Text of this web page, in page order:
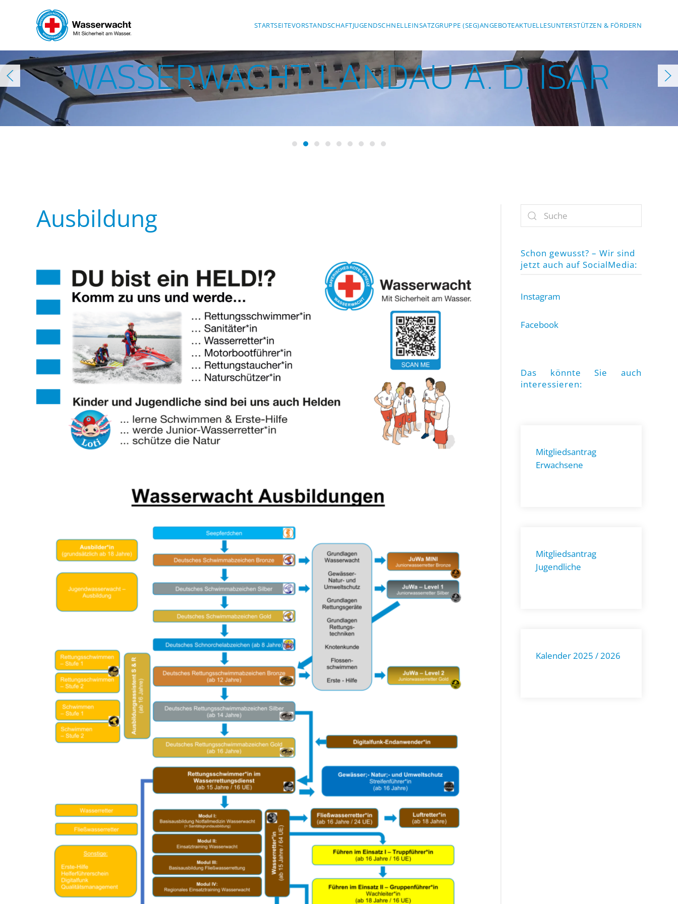
Skip to main content STARTSEITEVORSTANDSCHAFTJUGENDSCHNELLEINSATZGRUPPE (SEG)ANGEBOTEAKTUELLESUNTERSTÜTZEN & FÖRDERN
WASSERWACHT LANDAU A. D. ISAR
Wasserwacht Landau a. d. Isar
Wasserwacht Landau an der Isar
Ausbildung
Schon gewusst? – Wir sind
jetzt auch auf SocialMedia:
Instagram
Facebook
Das könnte Sie auch
interessieren:
Mitgliedsantrag
Erwachsene
Mitgliedsantrag
Jugendliche
Kalender 2025 / 2026